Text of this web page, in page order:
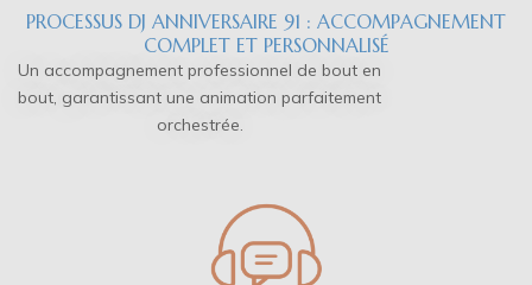
PROCESSUS DJ ANNIVERSAIRE 91 : ACCOMPAGNEMENT
COMPLET ET PERSONNALISÉ
Un accompagnement professionnel de bout en
bout, garantissant une animation parfaitement
orchestrée.